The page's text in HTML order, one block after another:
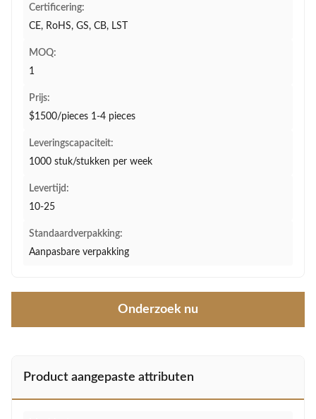
Certificering:
CE, RoHS, GS, CB, LST
MOQ:
1
Prijs:
$1500/pieces 1-4 pieces
Leveringscapaciteit:
1000 stuk/stukken per week
Levertijd:
10-25
Standaardverpakking:
Aanpasbare verpakking
Onderzoek nu
Product aangepaste attributen